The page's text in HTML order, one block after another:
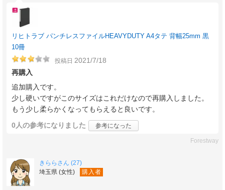
リヒトラブ パンチレスファイルHEAVYDUTY A4タテ 背幅25mm 黒
10冊
投稿日 2021/7/18
再購入
追加購入です。
少し硬いですがこのサイズはこれだけなので再購入しました。
もう少し柔らかくなってもらえると良いです。
0人の参考になりました 参考になった
Forestway
きららさん (27)
埼玉県 (女性)
購入者